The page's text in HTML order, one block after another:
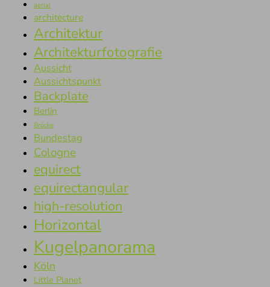
aerial
architecture
Architektur
Architekturfotografie
Aussicht
Aussichtspunkt
Backplate
Berlin
Brücke
Bundestag
Cologne
equirect
equirectangular
high-resolution
Horizontal
Kugelpanorama
Köln
Little Planet